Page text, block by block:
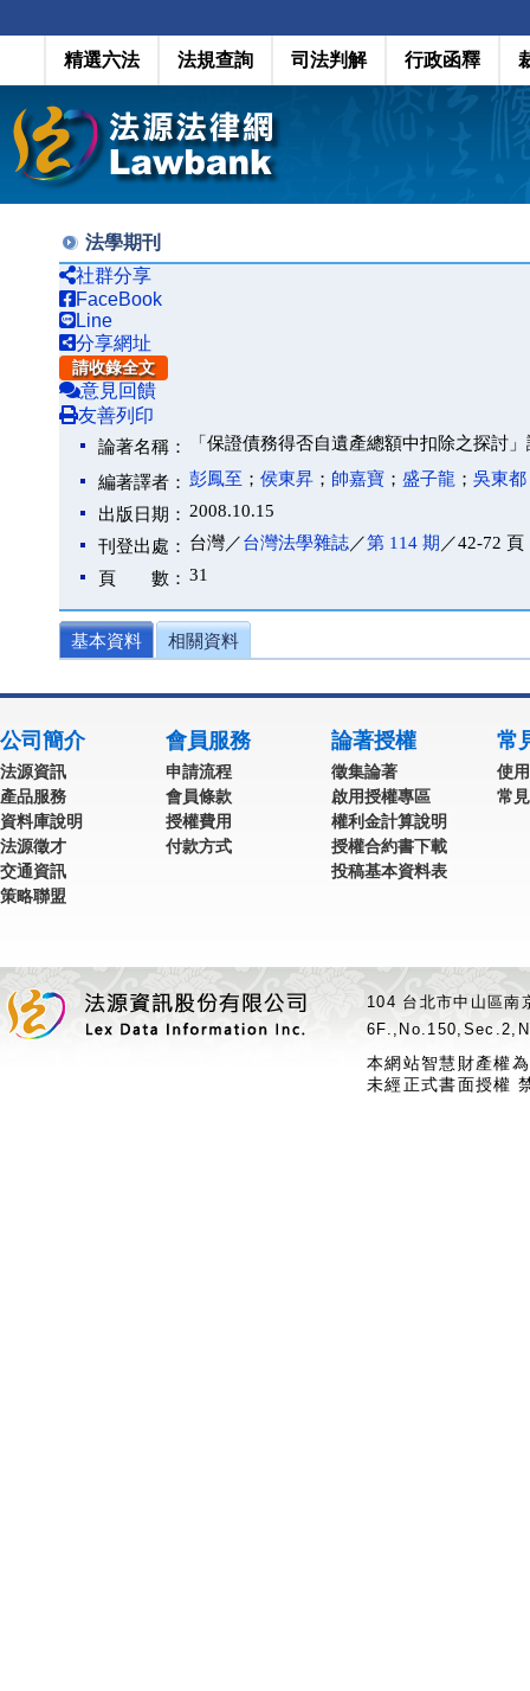
精選六法 法規查詢 司法判解 行政函釋
法學期刊
社群分享
FaceBook
Line
分享網址
請收錄全文
意見回饋
友善列印
論著名稱： 「保證債務得否自遺產總額中扣除之探討
編著譯者： 彭鳳至 ； 侯東昇 ； 帥嘉寶 ； 盛子龍 ； 吳東都
出版日期： 2008.10.15
刊登出處： 台灣／台灣法學雜誌／第 114 期 ／42-72 頁
頁 數： 31
基本資料 相關資料
公司簡介
法源資訊
產品服務
資料庫說明
法源徵才
交通資訊
策略聯盟
會員服務
申請流程
會員條款
授權費用
付款方式
論著授權
徵集論著
啟用授權專區
權利金計算說明
授權合約書下載
投稿基本資料表
常
使
常
104 台北市中山區
本網站智慧財產權
未經正式書面授權